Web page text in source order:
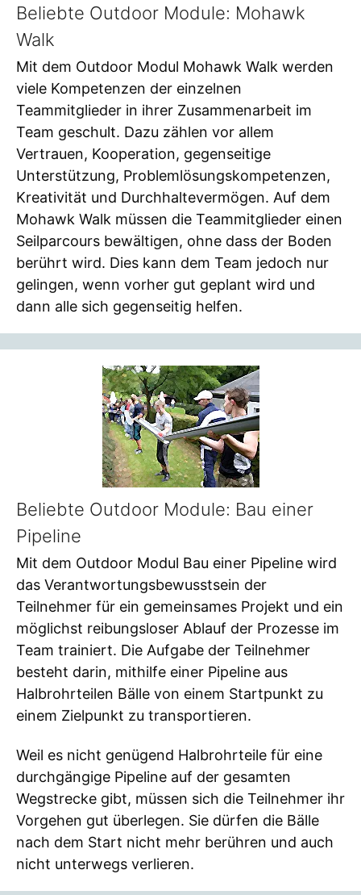
Beliebte Outdoor Module: Mohawk
Walk
Mit dem Outdoor Modul Mohawk Walk werden
viele Kompetenzen der einzelnen
Teammitglieder in ihrer Zusammenarbeit im
Team geschult. Dazu zählen vor allem
Vertrauen, Kooperation, gegenseitige
Unterstützung, Problemlösungskompetenzen,
Kreativität und Durchhaltevermögen. Auf dem
Mohawk Walk müssen die Teammitglieder einen
Seilparcours bewältigen, ohne dass der Boden
berührt wird. Dies kann dem Team jedoch nur
gelingen, wenn vorher gut geplant wird und
dann alle sich gegenseitig helfen.
Beliebte Outdoor Module: Bau einer
Pipeline
Mit dem Outdoor Modul Bau einer Pipeline wird
das Verantwortungsbewusstsein der
Teilnehmer für ein gemeinsames Projekt und ein
möglichst reibungsloser Ablauf der Prozesse im
Team trainiert. Die Aufgabe der Teilnehmer
besteht darin, mithilfe einer Pipeline aus
Halbrohrteilen Bälle von einem Startpunkt zu
einem Zielpunkt zu transportieren.
Weil es nicht genügend Halbrohrteile für eine
durchgängige Pipeline auf der gesamten
Wegstrecke gibt, müssen sich die Teilnehmer ihr
Vorgehen gut überlegen. Sie dürfen die Bälle
nach dem Start nicht mehr berühren und auch
nicht unterwegs verlieren.